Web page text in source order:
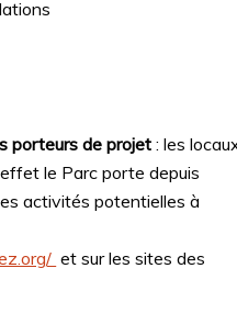
porteurs de projet : les
le Parc porte depuis
activités potentielles à
et sur les sites des